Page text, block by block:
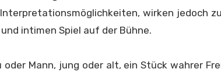
wirken jedoch
intimen Spiel auf der Bühne.
oder Mann, jung oder alt, ein Stück wahrer